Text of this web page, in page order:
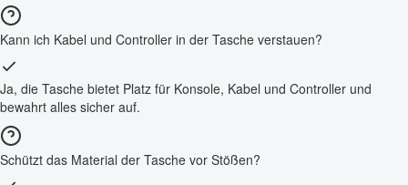
Kann ich Kabel und Controller in der Tasche verstauen?
Ja, die Tasche bietet Platz für Konsole, Kabel und Controller und
bewahrt alles sicher auf.
Schützt das Material der Tasche vor Stößen?